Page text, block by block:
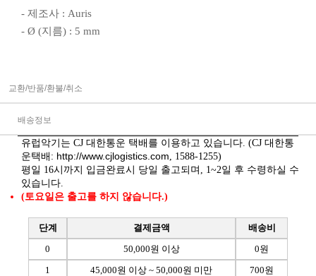
- 제조사 : Auris
- Ø (지름) : 5 mm
교환/반품/환불/취소
배송정보
유럽악기는 CJ 대한통운 택배를 이용하고 있습니다. (CJ 대한통
운택배: http://www.cjlogistics.com , 1588-1255)
평일 16시까지 입금완료시 당일 출고되며, 1~2일 후 수령하실 수
있습니다.
(토요일은 출고를 하지 않습니다.)
단계 결제금액
배송비
0
50,000원 이상
0원
1
45,000원 이상 ~ 50,000원 미만
700원